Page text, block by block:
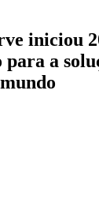
iniciou
a